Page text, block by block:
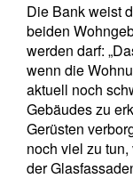
Die Bank weist
beiden
werden darf:
wenn die
aktuell noch
Gebäudes zu
Gerüsten
noch viel zu
der